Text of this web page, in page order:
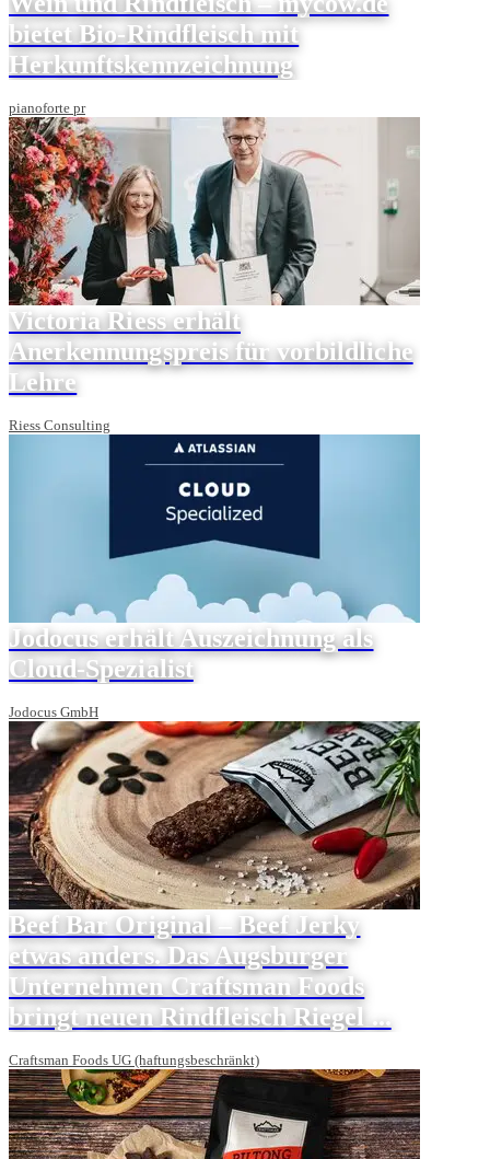
bietet Bio-Rindfleisch mit
Herkunftskennzeichnung
pianoforte pr
Victoria Riess erhält
Anerkennungspreis für vorbildliche
Lehre
Riess Consulting
Jodocus erhält Auszeichnung als
Cloud-Spezialist
Jodocus GmbH
Beef Bar Original – Beef Jerky
etwas anders. Das Augsburger
Unternehmen Craftsman Foods
bringt neuen Rindfleisch Riegel ...
Craftsman Foods UG (haftungsbeschränkt)